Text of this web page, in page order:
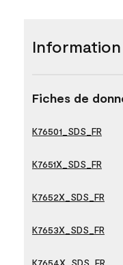
Fiches de
K76501_SDS_FR
K7651X_SDS_FR
K7652X_SDS_FR
K7653X_SDS_FR
K7654X_SDS_FR